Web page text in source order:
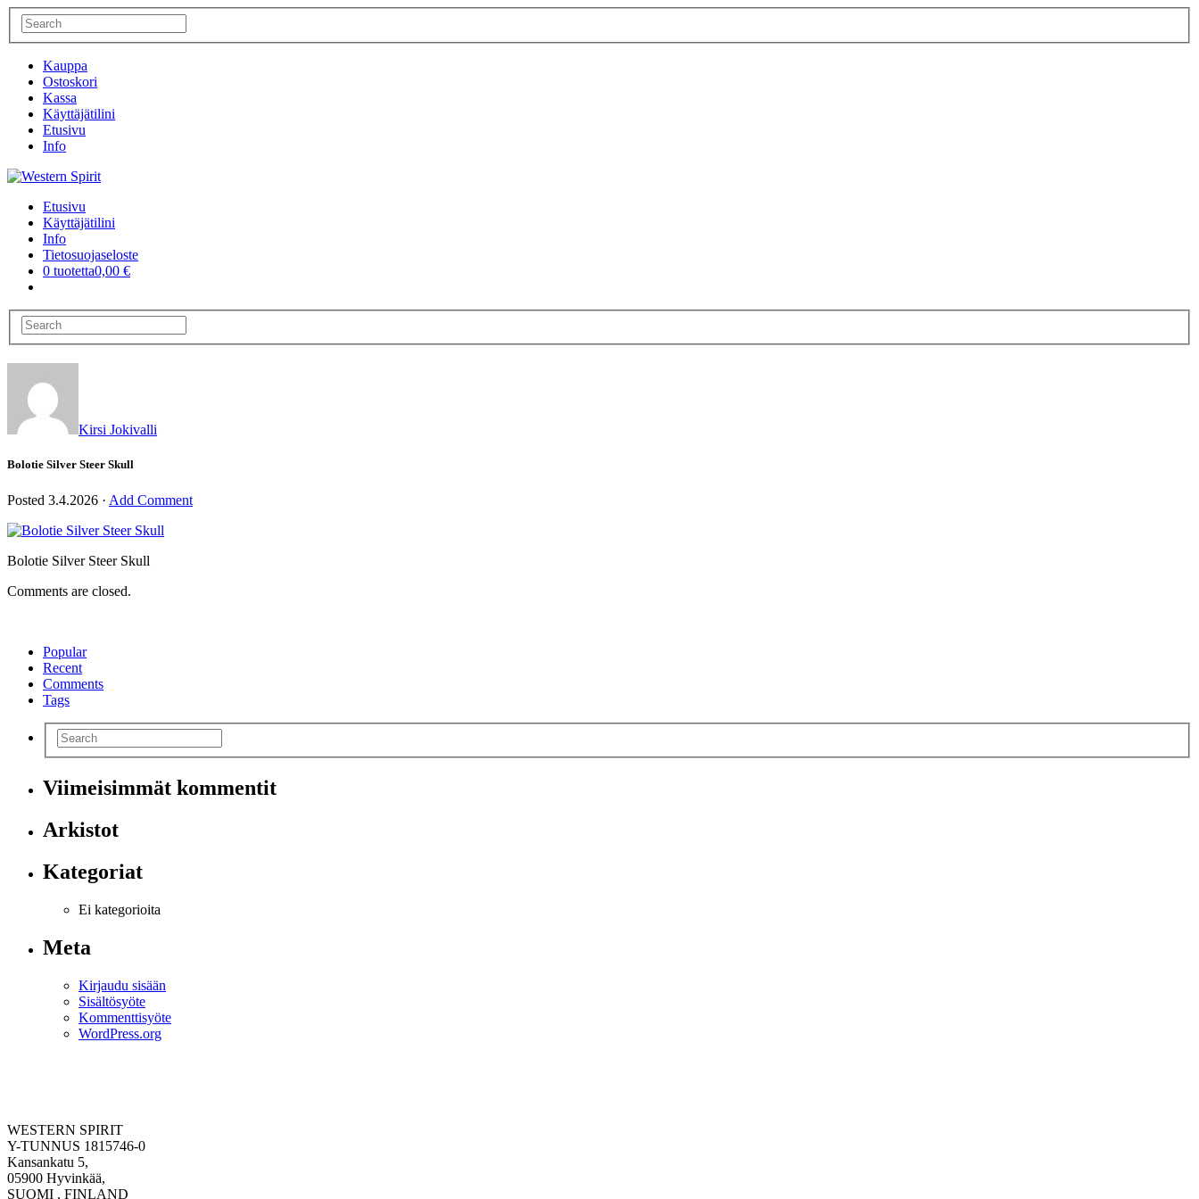
Kauppa
Ostoskori
Kassa
Käyttäjätilini
Etusivu
Info
Etusivu
Käyttäjätilini
Info
Tietosuojaseloste
0 tuotetta0,00 €
Kirsi Jokivalli
Bolotie Silver Steer Skull
Posted 3.4.2026 · Add Comment
Bolotie Silver Steer Skull
Comments are closed.
Popular
Recent
Comments
Tags
Viimeisimmät kommentit
Arkistot
Kategoriat
Ei kategorioita
Meta
Kirjaudu sisään
Sisältösyöte
Kommenttisyöte
WordPress.org
WESTERN SPIRIT
Y-TUNNUS 1815746-0
Kansankatu 5,
05900 Hyvinkää,
SUOMI , FINLAND